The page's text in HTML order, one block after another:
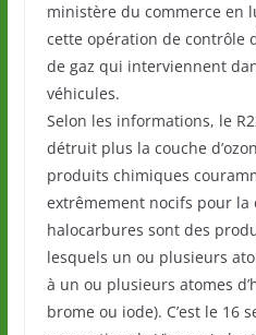
ministère du commerce en
cette opération de contrôle
de gaz qui interviennent
véhicules.
Selon les informations, le
détruit plus la couche
produits chimiques
extrêmement nocifs pour la
halocarbures sont des
lesquels un ou plusieurs
à un ou plusieurs atomes
brome ou iode). C’est le 16